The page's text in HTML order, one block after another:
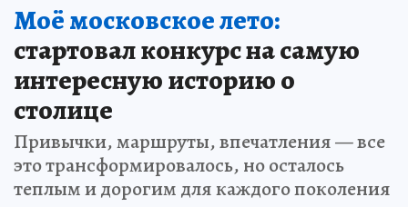
Моё московское лето:
стартовал конкурс на самую
интересную историю о
столице
Привычки, маршруты, впечатления — все
это трансформировалось, но осталось
теплым и дорогим для каждого поколения